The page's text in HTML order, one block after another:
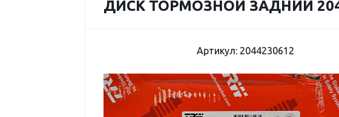
ДИСК ТОРМОЗНОЙ ЗАДНИЙ
Артикул: 2044230612